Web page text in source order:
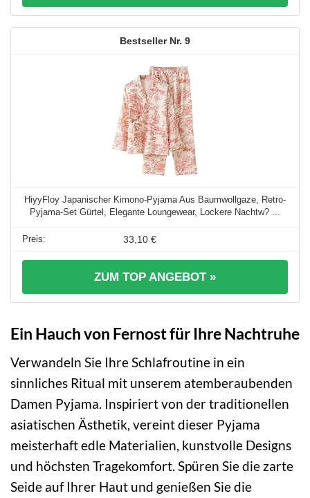
9
HiyyFloy Japanischer Kimono-Pyjama Aus Baumwollgaze, Retro-
Pyjama-Set Gürtel, Elegante Loungewear, Lockere Nachtw? ...
33,10 €
ZUM TOP ANGEBOT »
Ein Hauch von Fernost für Ihre Nachtruhe
Verwandeln Sie Ihre Schlafroutine in ein
sinnliches Ritual mit unserem atemberaubenden
Damen Pyjama. Inspiriert von der traditionellen
asiatischen Ästhetik, vereint dieser Pyjama
meisterhaft edle Materialien, kunstvolle Designs
und höchsten Tragekomfort. Spüren Sie die zarte
Seide auf Ihrer Haut und genießen Sie die